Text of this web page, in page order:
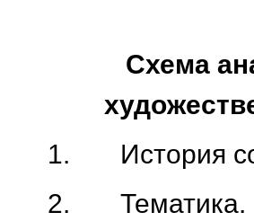
Схема
1.
История
2.
Тематика.